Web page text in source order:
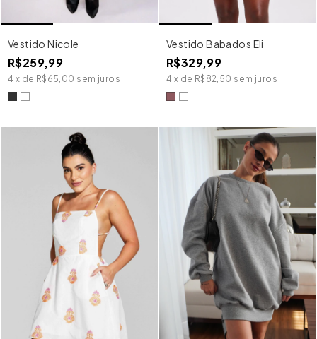
Vestido Nicole
R$259,99
4 x de R$65,00 sem juros
Vestido Babados Eli
R$329,99
4 x de R$82,50 sem juros